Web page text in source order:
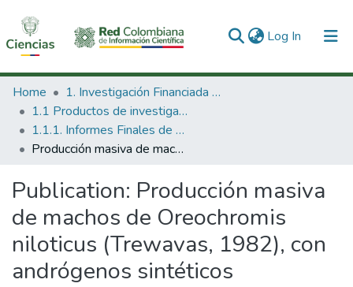
Log In (current)
Communities & Collections
All of DSpace
Statistics
Home
1. Investigación Financiada con Recursos Públicos
1.1 Productos de investigación
1.1.1. Informes Finales de Proyectos de Investigación
Producción masiva de machos de Oreochromis niloticus (Trewavas, 1982), con andrógenos sintéticos
Publication: Producción masiva
de machos de Oreochromis
niloticus (Trewavas, 1982), con
andrógenos sintéticos